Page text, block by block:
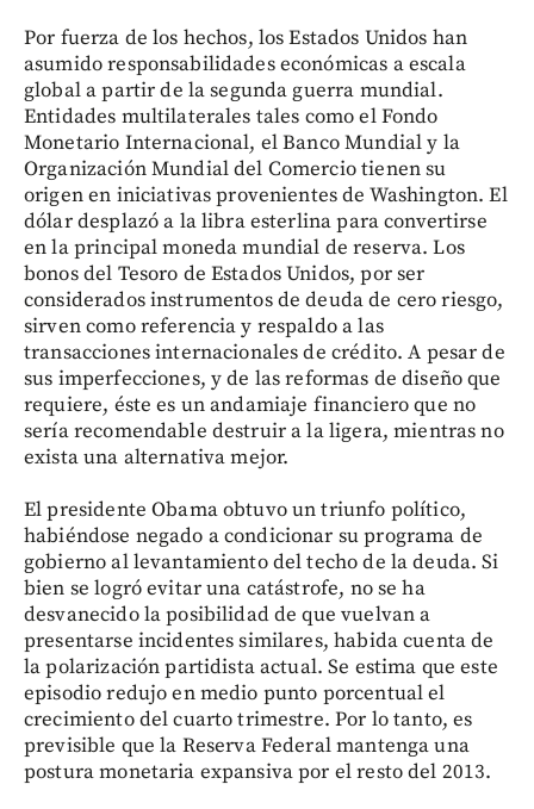
Por fuerza de los hechos, los Estados Unidos han
asumido responsabilidades económicas a escala
global a partir de la segunda guerra mundial.
Entidades multilaterales tales como el Fondo
Monetario Internacional, el Banco Mundial y la
Organización Mundial del Comercio tienen su
origen en iniciativas provenientes de Washington. El
dólar desplazó a la libra esterlina para convertirse
en la principal moneda mundial de reserva. Los
bonos del Tesoro de Estados Unidos, por ser
considerados instrumentos de deuda de cero riesgo,
sirven como referencia y respaldo a las
transacciones internacionales de crédito. A pesar de
sus imperfecciones, y de las reformas de diseño que
requiere, éste es un andamiaje financiero que no
sería recomendable destruir a la ligera, mientras no
exista una alternativa mejor.
El presidente Obama obtuvo un triunfo político,
habiéndose negado a condicionar su programa de
gobierno al levantamiento del techo de la deuda. Si
bien se logró evitar una catástrofe, no se ha
desvanecido la posibilidad de que vuelvan a
presentarse incidentes similares, habida cuenta de
la polarización partidista actual. Se estima que este
episodio redujo en medio punto porcentual el
crecimiento del cuarto trimestre. Por lo tanto, es
previsible que la Reserva Federal mantenga una
postura monetaria expansiva por el resto del 2013.